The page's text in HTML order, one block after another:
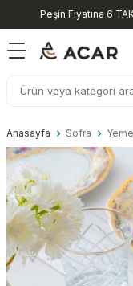
Peşin Fiyatına 6
Anasayfa Sofra